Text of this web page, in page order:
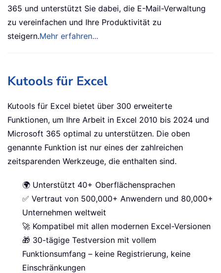
365 und unterstützt Sie dabei, die E-Mail-Verwaltung
zu vereinfachen und Ihre Produktivität zu
steigern.Mehr erfahren...
Kutools für Excel
Kutools für Excel bietet über 300 erweiterte
Funktionen, um Ihre Arbeit in Excel 2010 bis 2024 und
Microsoft 365 optimal zu unterstützen. Die oben
genannte Funktion ist nur eines der zahlreichen
zeitsparenden Werkzeuge, die enthalten sind.
🌍 Unterstützt 40+ Oberflächensprachen
✅ Vertraut von 500,000+ Anwendern und 80,000+
Unternehmen weltweit
🚀 Kompatibel mit allen modernen Excel-Versionen
🎁 30-tägige Testversion mit vollem
Funktionsumfang – keine Registrierung, keine
Einschränkungen